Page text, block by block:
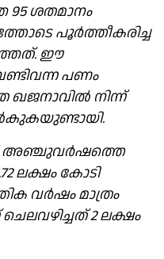
95 ശതമാനം
പൂർത്തീകരിച്ച
ഈ
പണം
ഖജനാവിൽ നിന്ന്
അഞ്ചുവർഷത്തെ
ലക്ഷം കോടി
വർഷം മാത്രം
2 ലക്ഷം